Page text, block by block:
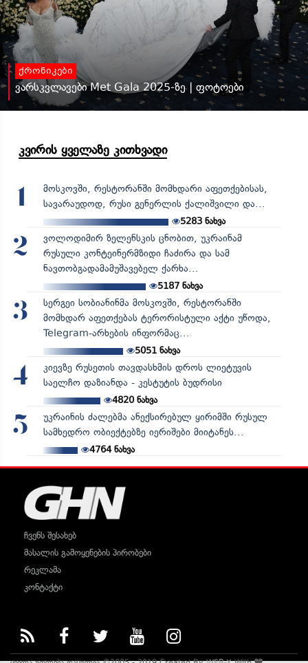
ქრონიკები
ვარსკვლავები Met Gala 2025-ზე | ფოტოები
კვირის ყველაზე კითხვადი
1
მოსკოვში, რესტორანში მომხდარი აფეთქებისას,
სავარაუდოდ, რუსი გენერლის ქალიშვილი და...
5283 ნახვა
2
ვოლოდიმირ ზელენსკის ცნობით, უკრაინამ
რუსული კონტეინერმზიდი ჩაძირა და სამ
ნავთობგადამამუშავებელ ქარხა...
5187ნახვა
3
სერგეი სობიანინმა მოსკოვში, რესტორანში
მომხდარ აფეთქებას ტერორისტული აქტი უწოდა,
Telegram-არხების ინფორმაც...
5051ნახვა
4
კიევზე რუსეთის თავდასხმის დროს ლიეტუვის
საელჩო დაზიანდა - კესტუტის ბუდრისი
4820ნახვა
5
უკრაინის ძალებმა ანექსირებულ ყირიმში რუსულ
სამხედრო ობიექტებზე იერიშები მიიტანეს...
4764ნახვა
ჩვენს შესახებ
მასალის გამოყენების პირობები
რეკლამა
კონტაქტი